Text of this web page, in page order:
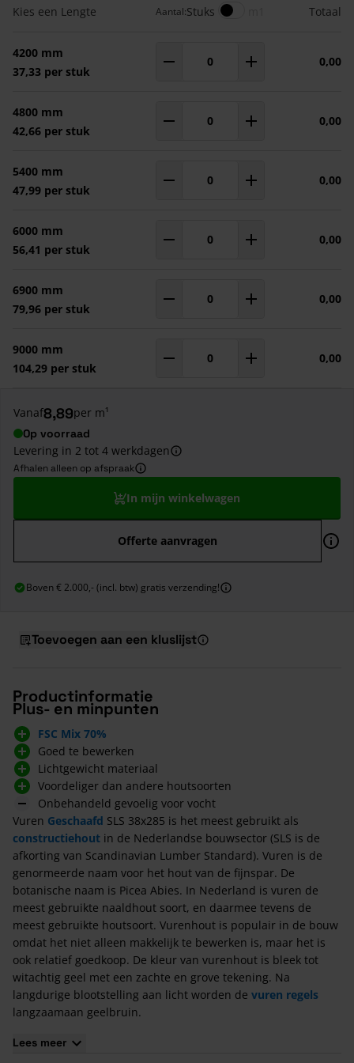
Gegroepeerde productitems
Kies een Lengte Aantal:Stuks Meters Totaal
4200 mm
37,33 per stuk
Aantal m¹ 0,00
4800 mm
42,66 per stuk
Aantal m¹ 0,00
5400 mm
47,99 per stuk
Aantal m¹ 0,00
6000 mm
56,41 per stuk
Aantal m¹ 0,00
6900 mm
79,96 per stuk
Aantal m¹ 0,00
9000 mm
104,29 per stuk
Aantal m¹ 0,00
Vanaf8,89per m¹
Op voorraad
Levering in 2 tot 4 werkdagen
Afhalen alleen op afspraak
In mijn winkelwagen
Offerte aanvragen
Boven € 2.000,- (incl. btw) gratis verzending!
Toevoegen aan een kluslijst
Productinformatie
Plus- en minpunten
FSC Mix 70%
Goed te bewerken
Lichtgewicht materiaal
Voordeliger dan andere houtsoorten
Onbehandeld gevoelig voor vocht
Vuren Geschaafd SLS 38x285 is het meest gebruikt als
constructiehout in de Nederlandse bouwsector (SLS is de
afkorting van Scandinavian Lumber Standard). Vuren is de
genormeerde naam voor het hout van de fijnspar. De
botanische naam is Picea Abies. In Nederland is vuren de
meest gebruikte naaldhout soort, en daarmee tevens de
meest gebruikte houtsoort. Vurenhout is populair in de bouw
omdat het niet alleen makkelijk te bewerken is, maar het is
ook relatief goedkoop. De kleur van vurenhout is bleek tot
witachtig geel met een zachte en grove tekening. Na
langdurige blootstelling aan licht worden de vuren regels
langzaamaan geelbruin.
Kenmerken van Vuren SLS 38x285
Lees meer